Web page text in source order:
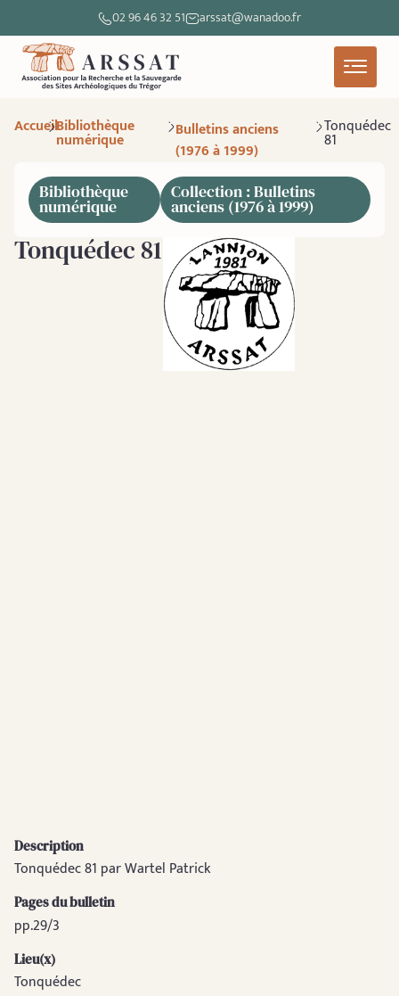
02 96 46 32 51 arssat@wanadoo.fr
AccueilBibliothèque
numérique
Bulletins anciens
(1976 à 1999)
Tonquédec
81
Bibliothèque
numérique
Collection : Bulletins
anciens (1976 à 1999)
Tonquédec 81
Description
Tonquédec 81 par Wartel Patrick
Pages du bulletin
pp.29/3
Lieu(x)
Tonquédec